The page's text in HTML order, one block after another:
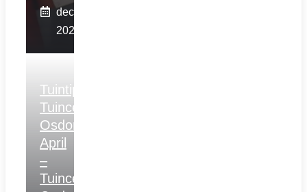
december
2025
Tuintips
Tuincentrum
Osdorp
April
–
Tuincentrum